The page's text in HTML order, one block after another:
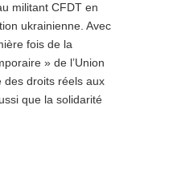
militant CFDT en
ukrainienne. Avec
fois de la
» de l’Union
des droits réels aux
que la solidarité